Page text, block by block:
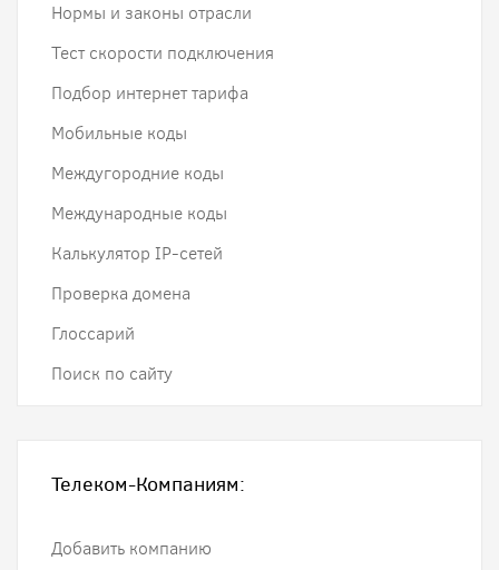
Нормы и законы отрасли
Тест скорости подключения
Подбор интернет тарифа
Мобильные коды
Междугородние коды
Международные коды
Калькулятор IP-сетей
Проверка домена
Глоссарий
Поиск по сайту
Телеком-Компаниям:
Добавить компанию